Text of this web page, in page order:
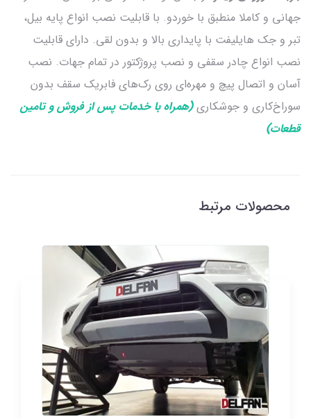
جهانی و کاملا منطبق با خوردو. با قابلیت نصب انواع پایه بیل،
تبر و جک هایلیفت با پایداری بالا و بدون لقی. دارای قابلیت
نصب انواع چادر سقفی و نصب پروژکتور در تمام جهات. نصب
آسان و اتصال پیچ و مهره‌ای روی رک‌های فابریک سقف بدون
سوراخ‌کاری و جوشکاری(همراه با خدمات پس از فروش و تامین
قطعات)
محصولات مرتبط